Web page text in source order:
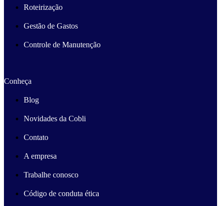
Roteirização
Gestão de Gastos
Controle de Manutenção
Conheça
Blog
Novidades da Cobli
Contato
A empresa
Trabalhe conosco
Código de conduta ética